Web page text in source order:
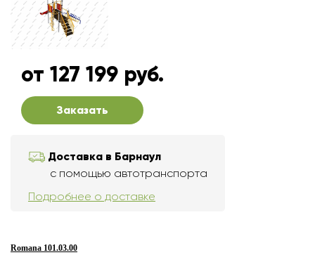
от 127 199 руб.
Заказать
Доставка в Барнаул
с помощью автотранспорта
Подробнее о доставке
Romana 101.03.00